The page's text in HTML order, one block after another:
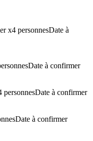
x4 personnesDate à
Date à confirmer
personnesDate à confirmer
Date à confirmer